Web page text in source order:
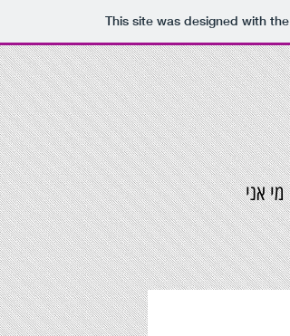
This site was designed with the
מי אני